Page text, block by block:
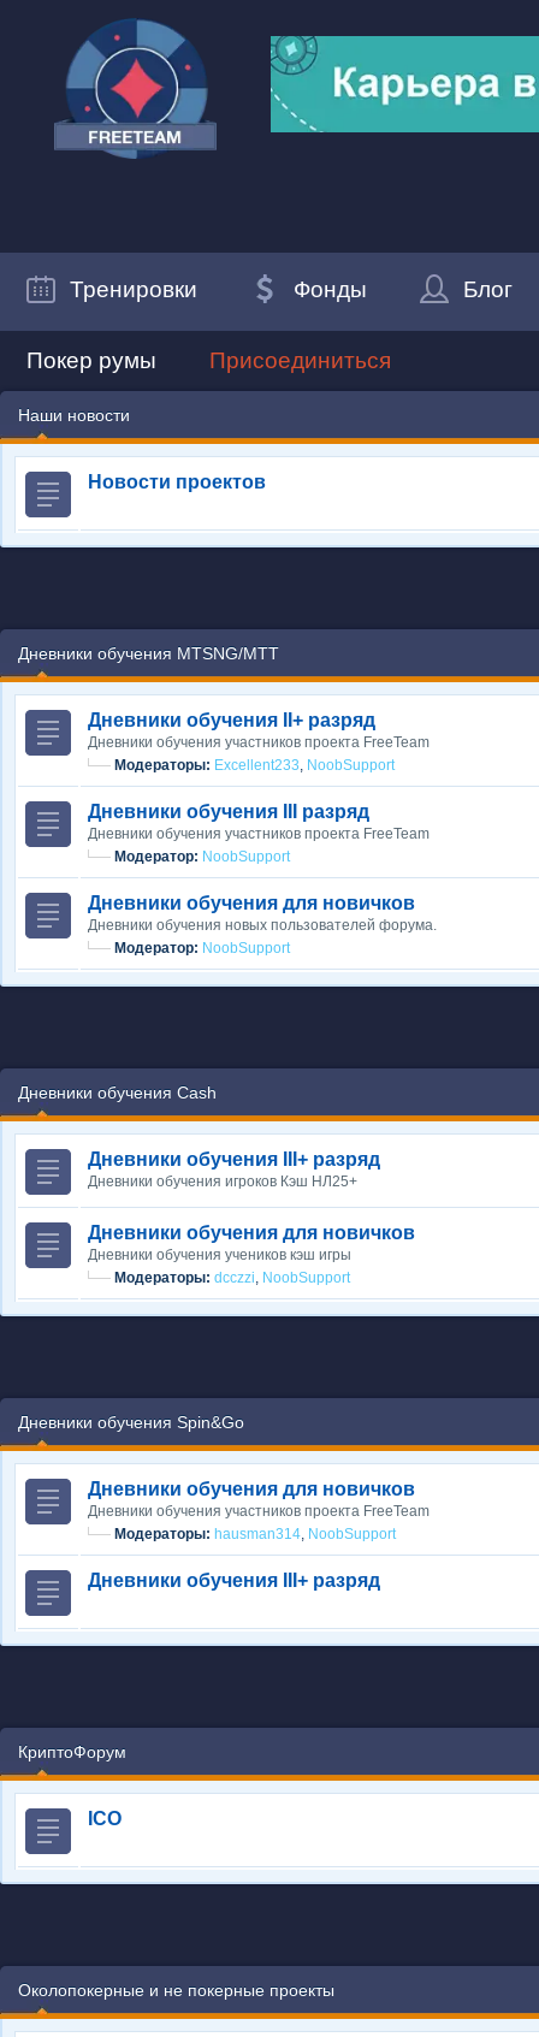
Тренировки Фонды Блог
Покер румы Присоединиться
Наши новости
Новости проектов
Дневники обучения MTSNG/МТТ
Дневники обучения II+ разряд
Дневники обучения участников проекта FreeTeam
Модераторы: Excellent233, NoobSupport
Дневники обучения III разряд
Дневники обучения участников проекта FreeTeam
Модератор: NoobSupport
Дневники обучения для новичков
Дневники обучения новых пользователей форума.
Модератор: NoobSupport
Дневники обучения Cash
Дневники обучения III+ разряд
Дневники обучения игроков Кэш НЛ25+
Дневники обучения для новичков
Дневники обучения учеников кэш игры
Модераторы: dcczzi, NoobSupport
Дневники обучения Spin&Go
Дневники обучения для новичков
Дневники обучения участников проекта FreeTeam
Модераторы: hausman314, NoobSupport
Дневники обучения III+ разряд
КриптоФорум
ICO
Околопокерные и не покерные проекты